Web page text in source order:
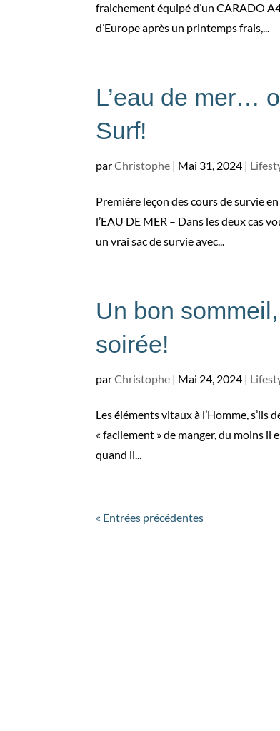
fraichement équipé d’un CARADO
d’Europe après un printemps frais,...
L’eau de mer…
Surf!
parChristophe | Mai 31, 2024 |
Première leçon des cours de survie
l’EAU DE MER – Dans les deux cas
un vrai sac de survie avec...
Un bon
soirée!
parChristophe | Mai 24, 2024 |
Les éléments vitaux à l’Homme, s’ils
« facilement » de manger, du moins
quand il...
« Entrées précédentes